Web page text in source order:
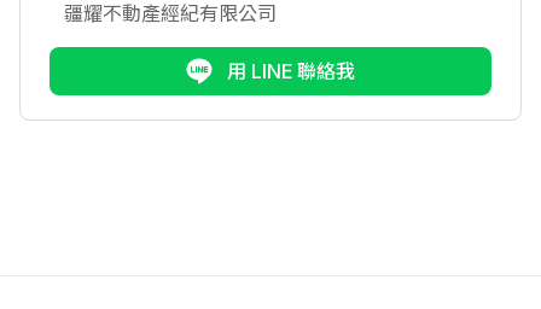
疆耀不動產經紀有限公司
用 LINE 聯絡我